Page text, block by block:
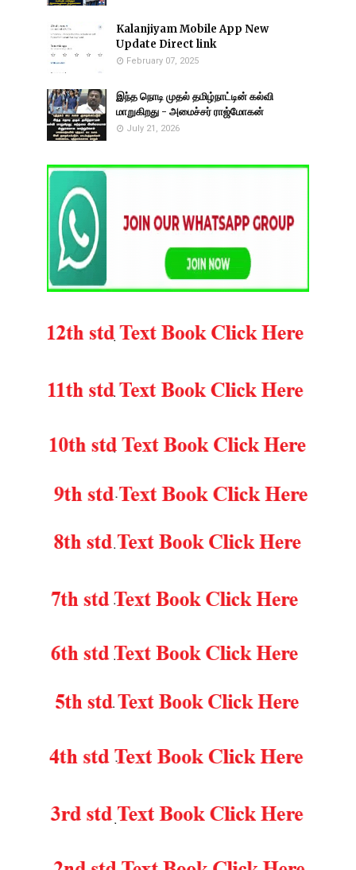
Kalanjiyam Mobile App New
Update Direct link
February 07, 2025
இந்த நொடி முதல் தமிழ்நாட்டின் கல்வி
மாறுகிறது - அமைச்சர் ராஜ்மோகன்
July 21, 2026